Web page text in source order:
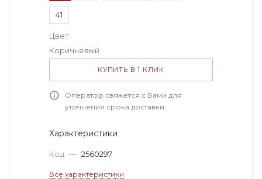
41
Цвет:
Коричневый
КУПИТЬ В 1 КЛИК
Оператор свяжется с Вами для
уточнения срока доставки.
Характеристики
Код — 2560297
Все характеристики